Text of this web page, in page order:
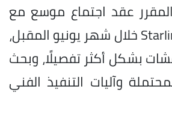
عقد اجتماع موسع مع
ممثلي شركة Starlink خلال شهر يونيو المقبل،
بشكل أكثر تفصيلًا، وبحث
وآليات التنفيذ الفني